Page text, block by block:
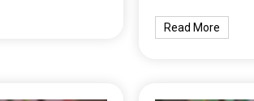
Read More